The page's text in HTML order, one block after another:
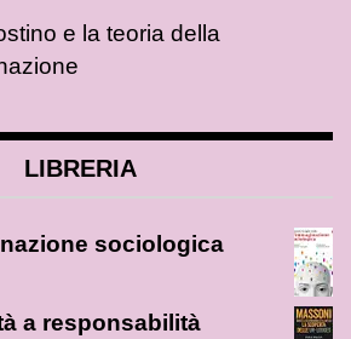
e la teoria della
LIBRERIA
sociologica
a responsabilità